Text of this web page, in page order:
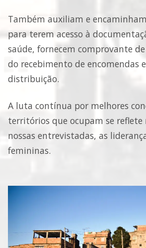
Também auxiliam e
para terem acesso à
saúde, fornecem comprovante
do recebimento de encomendas
distribuição.
A luta contínua por melhores
territórios que ocupam se reflete
nossas entrevistadas, as
femininas.